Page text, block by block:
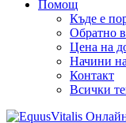
Помощ
Къде е
Обратно
Цена на
Начини
Контакт
Всички